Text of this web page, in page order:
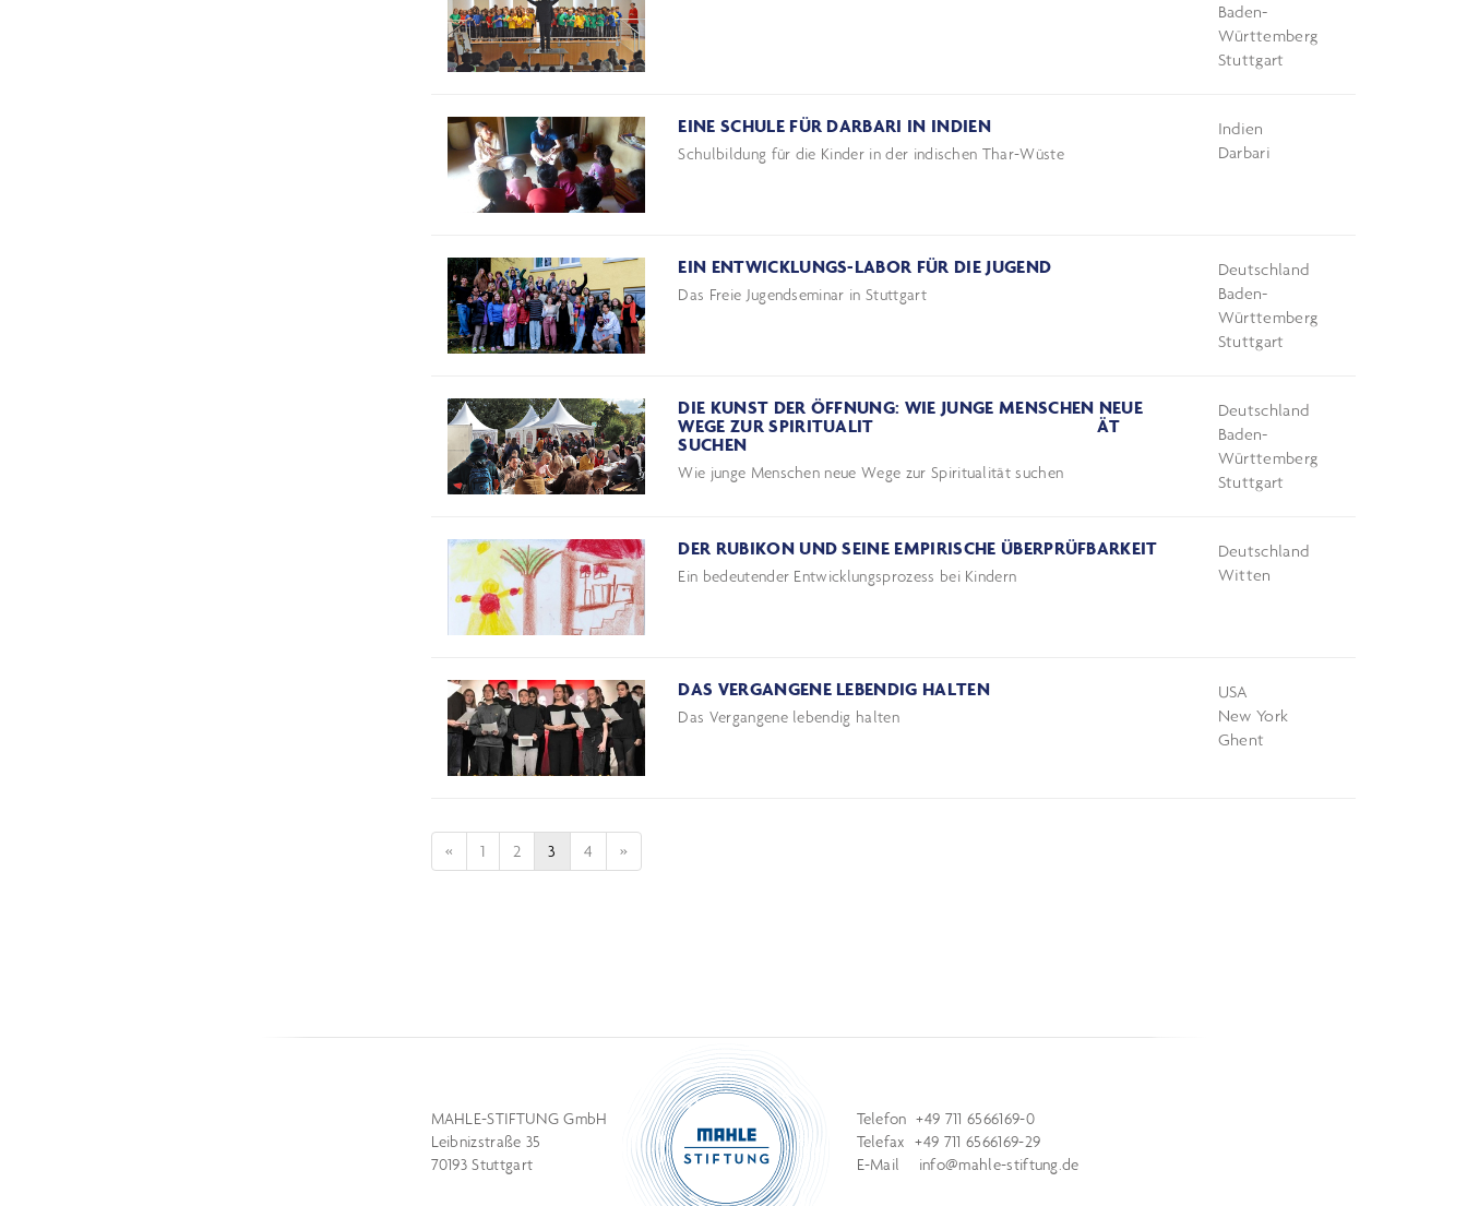
Baden-
Württemberg
Stuttgart
EINE SCHULE FÜR DARBARI IN INDIEN
Schulbildung für die Kinder in der indischen Thar-Wüste
Indien
Darbari
EIN ENTWICKLUNGS-LABOR FÜR DIE JUGEND
Das Freie Jugendseminar in Stuttgart
Deutschland
Baden-
Württemberg
Stuttgart
DIE KUNST DER ÖFFNUNG: WIE JUNGE MENSCHEN NEUE
WEGE ZUR SPIRITUALITÄT
SUCHEN
Wie junge Menschen neue Wege zur Spiritualität suchen
Deutschland
Baden-
Württemberg
Stuttgart
DER RUBIKON UND SEINE EMPIRISCHE ÜBERPRÜFBARKEIT
Ein bedeutender Entwicklungsprozess bei Kindern
Deutschland
Witten
DAS VERGANGENE LEBENDIG HALTEN
Das Vergangene lebendig halten
USA
New York
Ghent
« 1 2 3 4 »
MAHLE-STIFTUNG GmbH
Leibnizstraße 35
70193 Stuttgart
Telefon +49 711 6566169-0
Telefax +49 711 6566169-29
E-Mail info@mahle-stiftung.de